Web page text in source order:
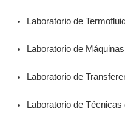
Laboratorio de
Laboratorio de
Laboratorio de
Laboratorio de